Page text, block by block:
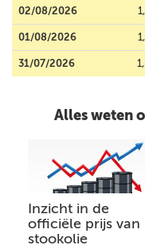
02/08/2026
01/08/2026
31/07/2026
Alles weten
Inzicht in de
officiële prijs van
stookolie